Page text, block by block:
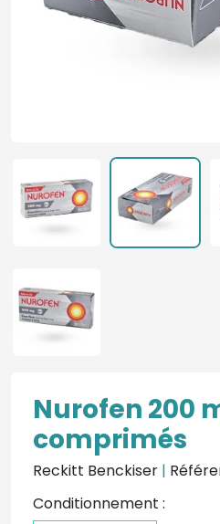
Nurofen 200
comprimés
Reckitt Benckiser |
Conditionnement :